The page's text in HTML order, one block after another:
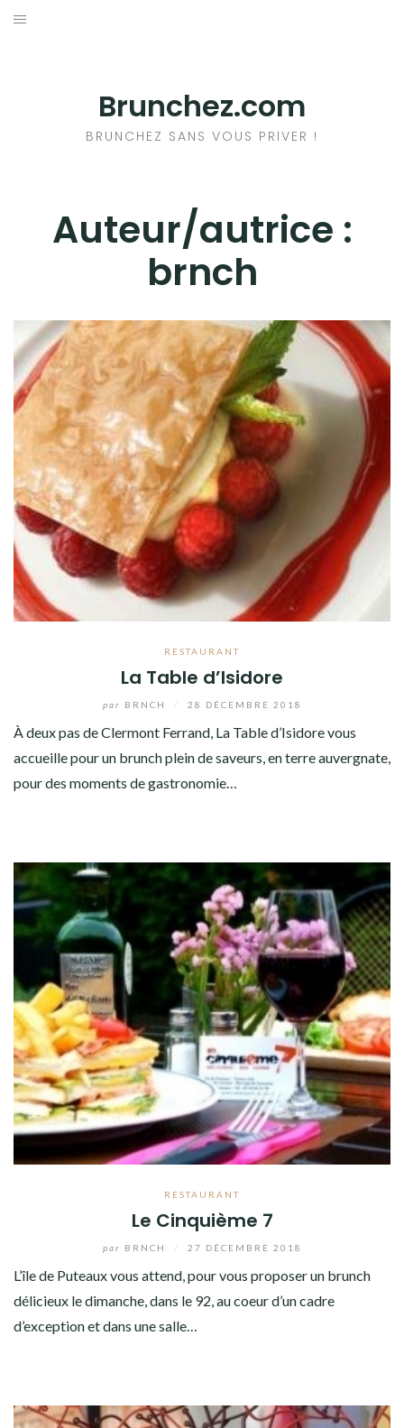
Aller
Brunchez.com
BRUNCHEZ SANS VOUS PRIVER !
Auteur/autrice :
brnch
RESTAURANT
La Table d’Isidore
par BRNCH 28 DÉCEMBRE 2018
À deux pas de Clermont Ferrand, La Table d’Isidore vous
accueille pour un brunch plein de saveurs, en terre auvergnate,
pour des moments de gastronomie…
RESTAURANT
Le Cinquième 7
par BRNCH 27 DÉCEMBRE 2018
L’île de Puteaux vous attend, pour vous proposer un brunch
délicieux le dimanche, dans le 92, au coeur d’un cadre
d’exception et dans une salle…
A PROPOS DU BRUNCH